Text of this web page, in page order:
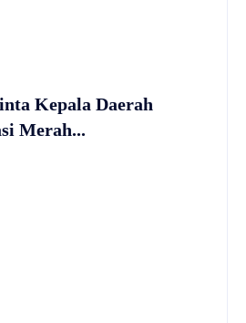
Kepala Daerah
Merah...